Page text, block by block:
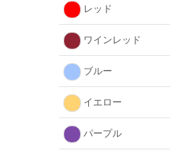
レッド
ワインレッド
ブルー
イエロー
パープル